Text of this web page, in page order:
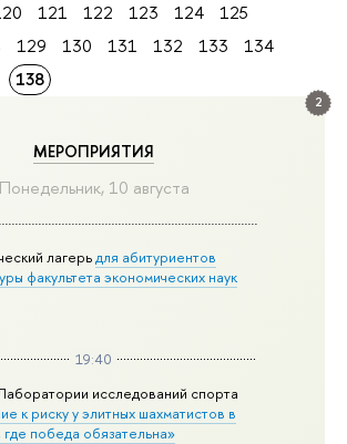
2
МЕРОПРИЯТИЯ
Понедельник, 10 августа
лагерь для абитуриентов
факультета экономических наук
19:40
исследований спорта
к риску у элитных шахматистов в
где победа обязательна»
121 122 123 124
125
129 130 131 132 133
134
138